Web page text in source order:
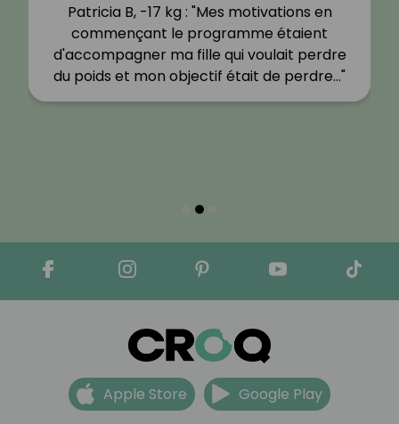
Patricia B, -17 kg : "Mes motivations en
commençant le programme étaient
d'accompagner ma fille qui voulait perdre
du poids et mon objectif était de perdre…"
Apple Store Google Play